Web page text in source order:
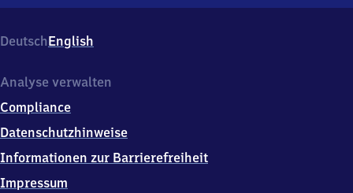
25,
1
2
7
Kratzeburg
DeutschEnglish
Analyse verwalten
Compliance
Datenschutzhinweise
Informationen zur Barrierefreiheit
Impressum